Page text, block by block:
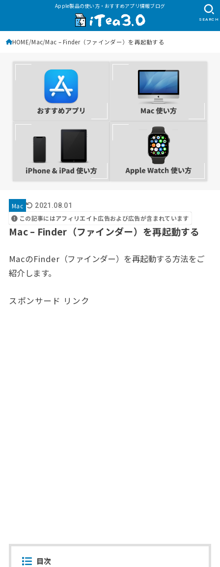
Apple製品の使い方・おすすめアプリ情報ブログ
SEARCH
HOME Mac Mac – Finder（ファインダー）を再起動する
Mac 2021.08.01
この記事にはアフィリエイト広告および広告が含まれています
Mac – Finder（ファインダー）を再起動する
MacのFinder（ファインダー）を再起動する方法をご
紹介します。
スポンサード リンク
目次